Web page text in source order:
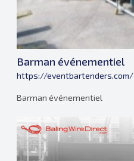
Barman événementiel
https://eventbartenders.com/
Barman événementiel